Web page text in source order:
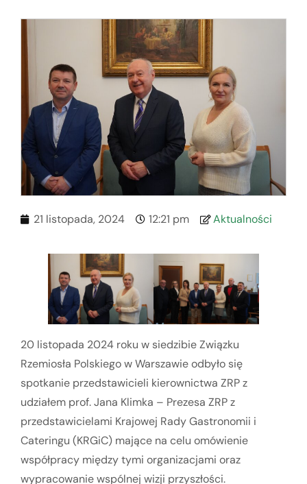
21 listopada, 2024 12:21 pm Aktualności
20 listopada 2024 roku w siedzibie Związku
Rzemiosła Polskiego w Warszawie odbyło się
spotkanie przedstawicieli kierownictwa ZRP z
udziałem prof. Jana Klimka – Prezesa ZRP z
przedstawicielami Krajowej Rady Gastronomii i
Cateringu (KRGiC) mające na celu omówienie
współpracy między tymi organizacjami oraz
wypracowanie wspólnej wizji przyszłości.